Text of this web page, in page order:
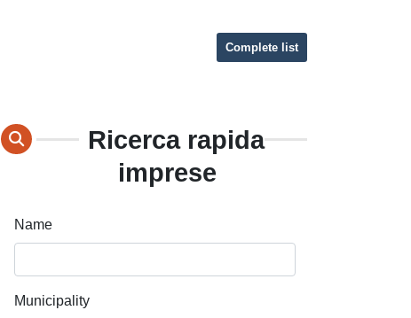
Complete list
Ricerca rapida
imprese
Name
Municipality